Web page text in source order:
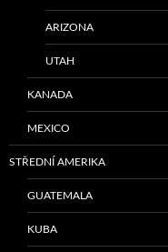
ARIZONA
UTAH
KANADA
MEXICO
STŘEDNÍ AMERIKA
GUATEMALA
KUBA